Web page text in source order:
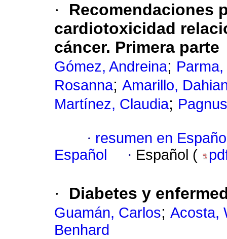
·
Recomendaciones
cardiotoxicidad
cáncer. Primera parte
Gómez, Andreina;
Rosanna; Amarillo,
Martínez, Claudia;
· resumen en
Español
· Español (
· Diabetes y
Guamán, Carlos; Acosta,
Benhard